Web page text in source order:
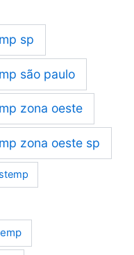
sp
são paulo
zona oeste
zona oeste sp